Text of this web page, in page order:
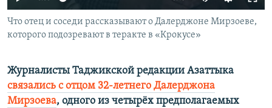
720p 1080p
1080p
Что отец и соседи рассказывают о Далерджоне Мирзоеве,
которого подозревают в теракте в «Крокусе»
Журналисты Таджикской редакции Азаттыка
связались с отцом 32-летнего Далерджона
Мирзоева, одного из четырёх предполагаемых